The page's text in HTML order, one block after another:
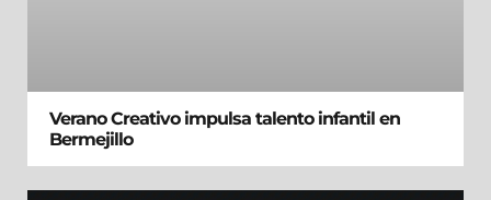
Verano Creativo impulsa talento infantil en
Bermejillo